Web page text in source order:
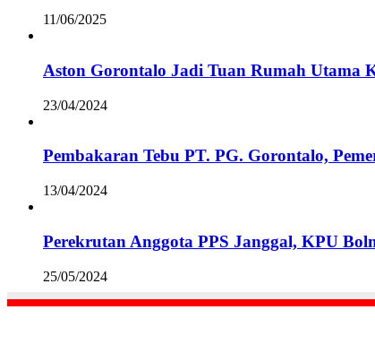
11/06/2025
Aston Gorontalo Jadi Tuan Rumah Utama
23/04/2024
Pembakaran Tebu PT. PG. Gorontalo,
13/04/2024
Perekrutan Anggota PPS Janggal, KPU
25/05/2024